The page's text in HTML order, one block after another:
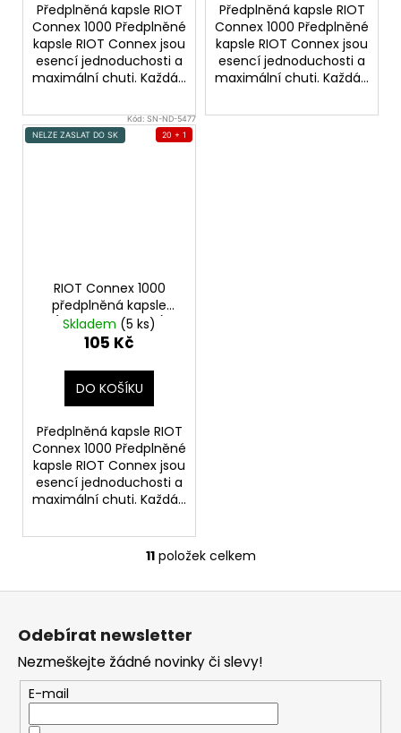
Předplněná kapsle RIOT
Connex 1000 Předplněné
kapsle RIOT Connex jsou
esencí jednoduchosti a
maximální chuti. Každá...
Předplněná kapsle RIOT
Connex 1000 Předplněné
kapsle RIOT Connex jsou
esencí jednoduchosti a
maximální chuti. Každá...
Kód:SN-ND-5477
NELZE ZASLAT DO SK
20 + 1
RIOT Connex 1000
předplněná kapsle
(Watermelon Ice)
20mg 1ks
Skladem (5 ks)
105 Kč
DO KOŠÍKU
Předplněná kapsle RIOT
Connex 1000 Předplněné
kapsle RIOT Connex jsou
esencí jednoduchosti a
maximální chuti. Každá...
O
v
a
c
í
p
11položek celkem
Odebírat newsletter
Nezmeškejte žádné novinky či slevy!
E-mail